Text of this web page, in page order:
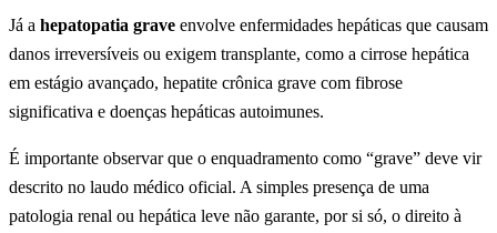
Já a hepatopatia grave envolve enfermidades hepáticas que causam
danos irreversíveis ou exigem transplante, como a cirrose hepática
em estágio avançado, hepatite crônica grave com fibrose
significativa e doenças hepáticas autoimunes.
É importante observar que o enquadramento como “grave” deve vir
descrito no laudo médico oficial. A simples presença de uma
patologia renal ou hepática leve não garante, por si só, o direito à